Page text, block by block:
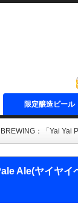
限定醸造ビール
BREWING：「Yai
Ale(ヤイヤイ